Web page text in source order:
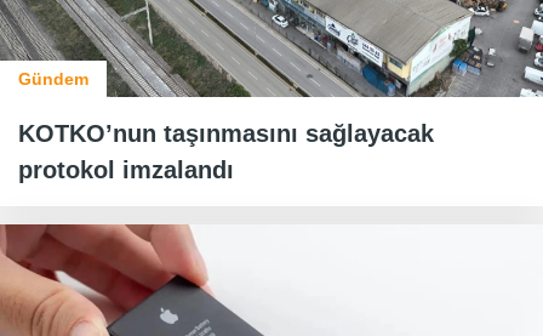
Gündem
KOTKO’nun taşınmasını sağlayacak
protokol imzalandı